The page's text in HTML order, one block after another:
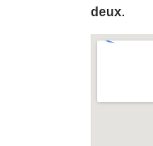
deux.